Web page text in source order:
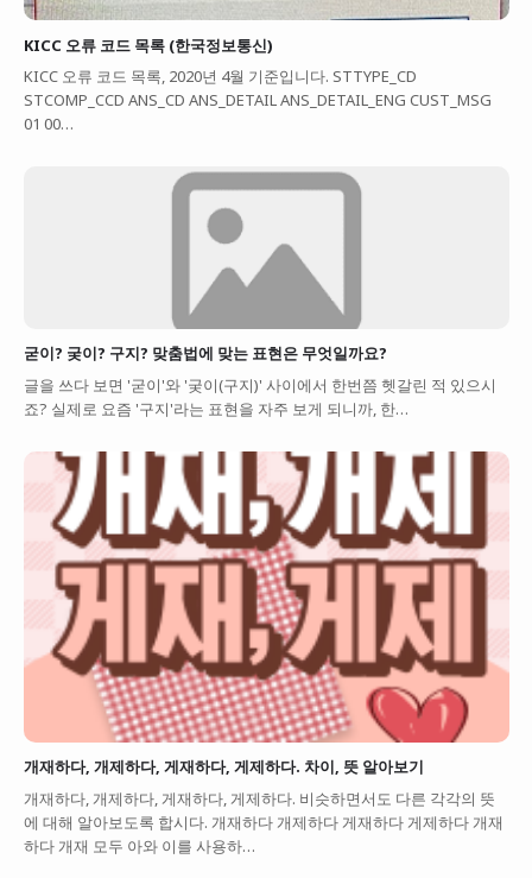
KICC 오류 코드 목록 (한국정보통신)
KICC 오류 코드 목록, 2020년 4월 기준입니다. STTYPE_CD
STCOMP_CCD ANS_CD ANS_DETAIL ANS_DETAIL_ENG CUST_MSG
01 00…
굳이? 궂이? 구지? 맞춤법에 맞는 표현은 무엇일까요?
글을 쓰다 보면 '굳이'와 '궂이(구지)' 사이에서 한번쯤 헷갈린 적 있으시
죠? 실제로 요즘 '구지'라는 표현을 자주 보게 되니까, 한…
개재하다, 개제하다, 게재하다, 게제하다. 차이, 뜻 알아보기
개재하다, 개제하다, 게재하다, 게제하다. 비슷하면서도 다른 각각의 뜻
에 대해 알아보도록 합시다. 개재하다 개제하다 게재하다 게제하다 개재
하다 개재 모두 아와 이를 사용하…